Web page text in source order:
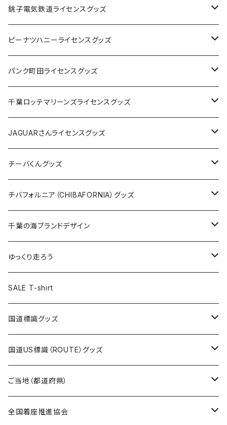
Tシャツ
キャップ
ステッカー
缶バッジ
ホテルキーホルダー
銚子電気鉄道ライセンスグッズ
ステッカー
缶バッジ
アクリルキーホルダー
ホテルキーホルダー
クリアファイル
Tシャツ
キャップ
トートバッグ
ランチバッグ
エコバッグ
ピーナツハニーライセンスグッズ
Tシャツ
キャップ
バッグ
ステッカー
缶バッジ
キーホルダー
クリアファイル
パンク町田ライセンスグッズ
Tシャツ
キャップ
バッグ
ステッカー
缶バッジ
キーホルダー
クリアファイル
千葉ロッテマリーンズライセンスグッズ
ステッカー
ステッカー
ステッカー大
缶バッジ
缶バッジ32mm
缶バッジ54mm
エコバッグ
JAGUARさんコラボグッズ
Tシャツ
ステッカー
サコッシュ
ホテルキーホルダー
モーテルキーホルダー
トートバッグ
JAGUARさんライセンスグッズ
Tシャツ
ステッカー
缶バッジ
クリアファイル
マスク
エコバッグ
千葉ロッテマリーンズコラボ
チーバくんグッズ
Tシャツ
キャップ
エコバッグ
ステッカー
モーテルキーホルダー
ホテルキーホルダー
トートバッグ
チバフォルニア（CHIBAFORNIA）グッズ
Tシャツ
キャップ
ステッカー
ホテルキーホルダー
千葉の海ブランドデザイン
Tシャツ
キャップ
ステッカー
ゆっくり走ろう
Tシャツ
ステッカー
ホテルキーホルダー
SALE T-shirt
国道標識グッズ
ステッカー
国道0～99号線
国道100～199号線
Tシャツ
キャップ
国道US標識（ROUTE）グッズ
ステッカー
ROUTE 0～99号線
Tシャツ
ご当地（都道府県）
北海道
全国着座推進協会